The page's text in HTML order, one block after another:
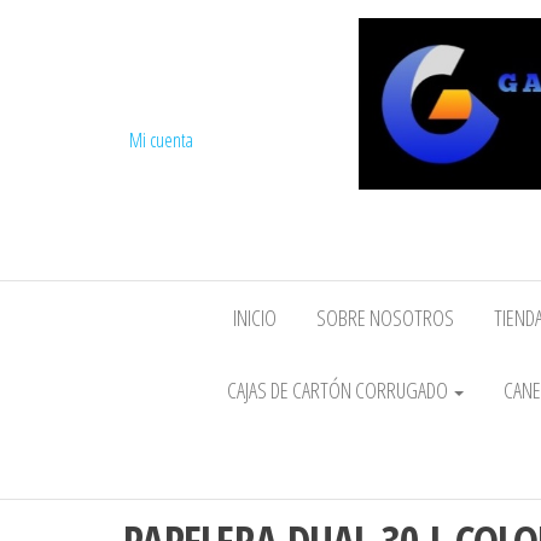
Mi cuenta
INICIO SOBRE NOSOTROS
CAJAS DE CARTÓN CORRUGADO